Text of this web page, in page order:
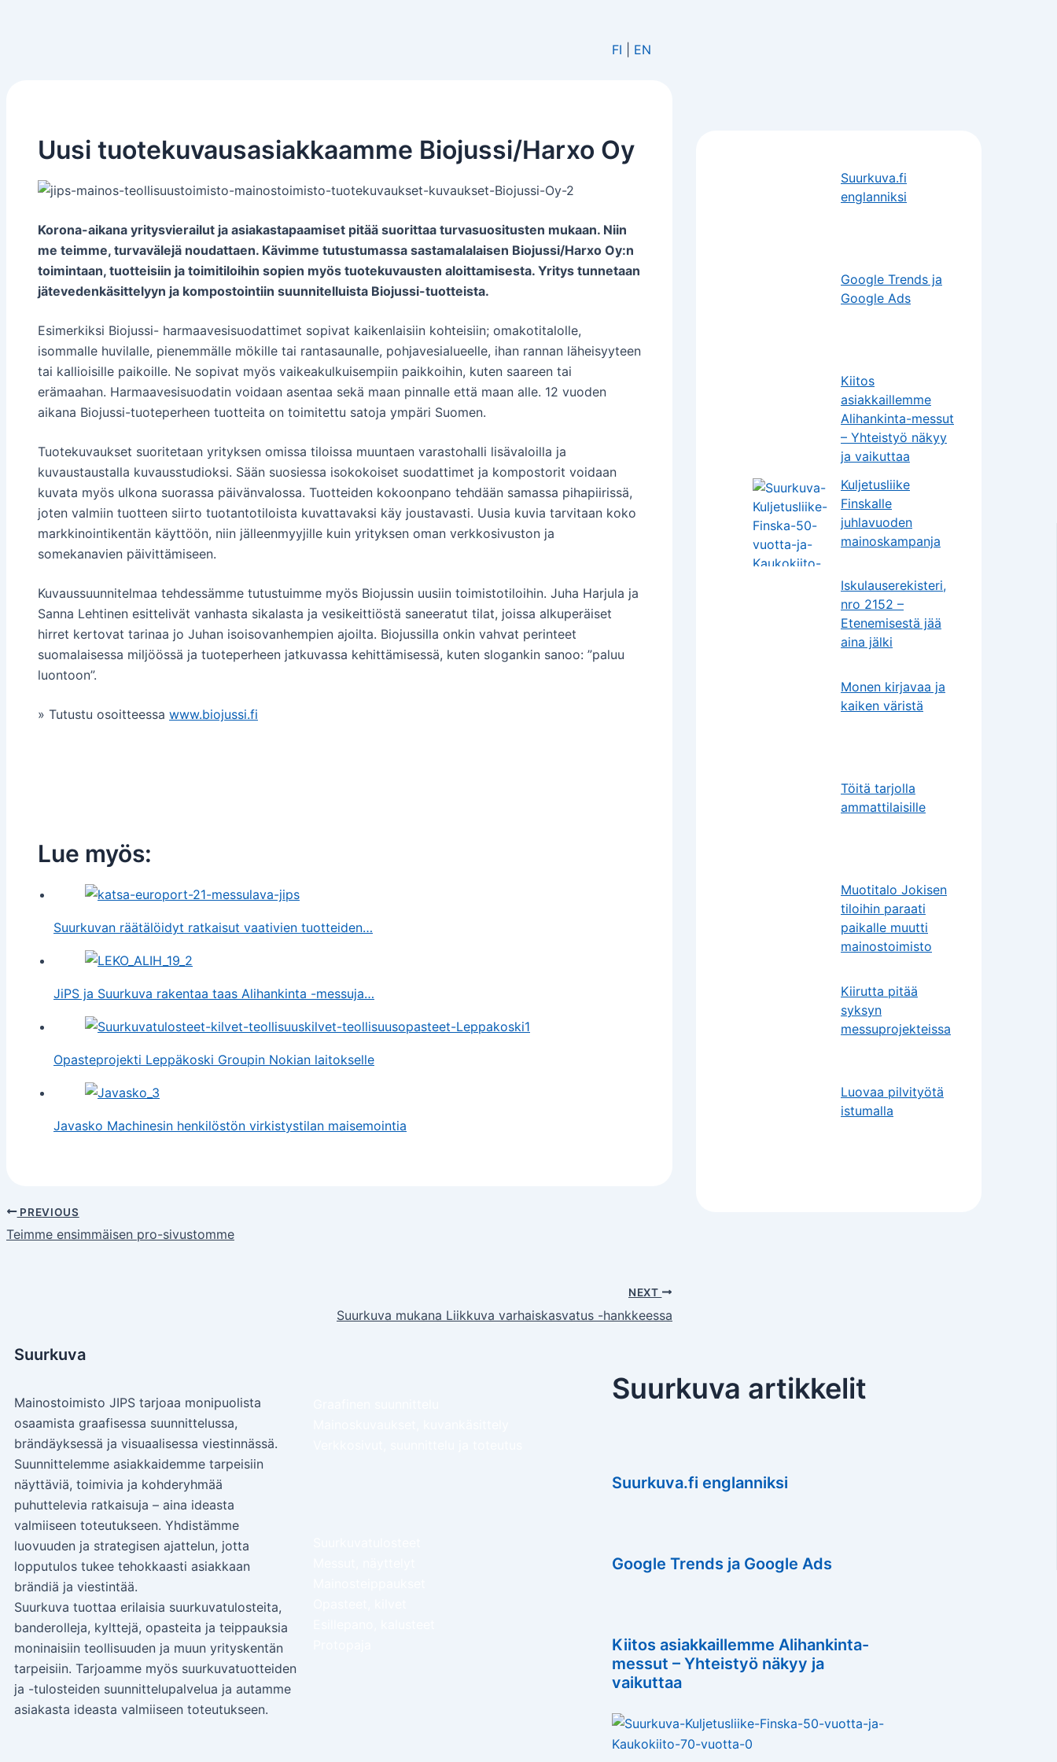
FI
EN
Uusi tuotekuvausasiakkaamme Biojussi/Harxo Oy
Korona-aikana yritysvierailut ja asiakastapaamiset pitää suorittaa turvasuositusten mukaan. Niin
me teimme, turvavälejä noudattaen. Kävimme tutustumassa sastamalalaisen Biojussi/Harxo Oy:n
toimintaan, tuotteisiin ja toimitiloihin sopien myös tuotekuvausten aloittamisesta. Yritys tunnetaan
jätevedenkäsittelyyn ja kompostointiin suunnitelluista Biojussi-tuotteista.
Esimerkiksi Biojussi- harmaavesisuodattimet sopivat kaikenlaisiin kohteisiin; omakotitalolle,
isommalle huvilalle, pienemmälle mökille tai rantasaunalle, pohjavesialueelle, ihan rannan läheisyyteen
tai kallioisille paikoille. Ne sopivat myös vaikeakulkuisempiin paikkoihin, kuten saareen tai
erämaahan. Harmaavesisuodatin voidaan asentaa sekä maan pinnalle että maan alle. 12 vuoden
aikana Biojussi-tuoteperheen tuotteita on toimitettu satoja ympäri Suomen.
Tuotekuvaukset suoritetaan yrityksen omissa tiloissa muuntaen varastohalli lisävaloilla ja
kuvaustaustalla kuvausstudioksi. Sään suosiessa isokokoiset suodattimet ja kompostorit voidaan
kuvata myös ulkona suorassa päivänvalossa. Tuotteiden kokoonpano tehdään samassa pihapiirissä,
joten valmiin tuotteen siirto tuotantotiloista kuvattavaksi käy joustavasti. Uusia kuvia tarvitaan koko
markkinointikentän käyttöön, niin jälleenmyyjille kuin yrityksen oman verkkosivuston ja
somekanavien päivittämiseen.
Kuvaussuunnitelmaa tehdessämme tutustuimme myös Biojussin uusiin toimistotiloihin. Juha Harjula ja
Sanna Lehtinen esittelivät vanhasta sikalasta ja vesikeittiöstä saneeratut tilat, joissa alkuperäiset
hirret kertovat tarinaa jo Juhan isoisovanhempien ajoilta. Biojussilla onkin vahvat perinteet
suomalaisessa miljöössä ja tuoteperheen jatkuvassa kehittämisessä, kuten slogankin sanoo: ”paluu
luontoon”.
» Tutustu osoitteessa www.biojussi.fi
Lue myös:
Suurkuvan räätälöidyt ratkaisut vaativien tuotteiden…
JiPS ja Suurkuva rakentaa taas Alihankinta -messuja…
Opasteprojekti Leppäkoski Groupin Nokian laitokselle
Javasko Machinesin henkilöstön virkistystilan maisemointia
PREVIOUS
Teimme ensimmäisen pro-sivustomme
NEXT
Suurkuva mukana Liikkuva varhaiskasvatus -hankkeessa
Suurkuva.fi
englanniksi
Google Trends ja
Google Ads
Kiitos
asiakkaillemme
Alihankinta-messut
– Yhteistyö näkyy
ja vaikuttaa
Kuljetusliike
Finskalle
juhlavuoden
mainoskampanja
Iskulauserekisteri,
nro 2152 –
Etenemisestä jää
aina jälki
Monen kirjavaa ja
kaiken väristä
Töitä tarjolla
ammattilaisille
Muotitalo Jokisen
tiloihin paraati
paikalle muutti
mainostoimisto
Kiirutta pitää
syksyn
messuprojekteissa
Luovaa pilvityötä
istumalla
Suurkuva
Mainostoimisto JIPS tarjoaa monipuolista
osaamista graafisessa suunnittelussa,
brändäyksessä ja visuaalisessa viestinnässä.
Suunnittelemme asiakkaidemme tarpeisiin
näyttäviä, toimivia ja kohderyhmää
puhuttelevia ratkaisuja – aina ideasta
valmiiseen toteutukseen. Yhdistämme
luovuuden ja strategisen ajattelun, jotta
lopputulos tukee tehokkaasti asiakkaan
brändiä ja viestintää.
Suurkuva tuottaa erilaisia suurkuvatulosteita,
banderolleja, kylttejä, opasteita ja teippauksia
moninaisiin teollisuuden ja muun yrityskentän
tarpeisiin. Tarjoamme myös suurkuvatuotteiden
ja -tulosteiden suunnittelupalvelua ja autamme
asiakasta ideasta valmiiseen toteutukseen.
Suurkuva artikkelit
Suurkuva.fi englanniksi
Google Trends ja Google Ads
Kiitos asiakkaillemme Alihankinta-
messut – Yhteistyö näkyy ja
vaikuttaa